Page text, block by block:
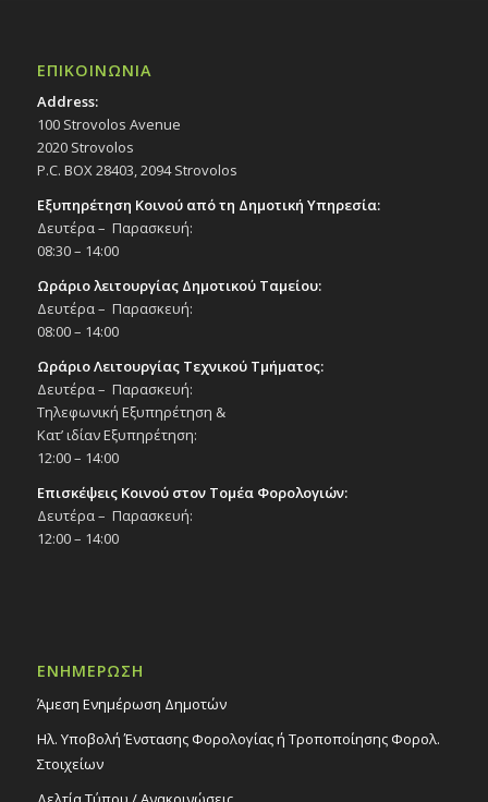
ΕΠΙΚΟΙΝΩΝΙΑ
Address:
100 Strovolos Avenue
2020 Strovolos
P.C. BOX 28403, 2094 Strovolos
Εξυπηρέτηση Κοινού από τη Δημοτική Υπηρεσία:
Δευτέρα – Παρασκευή:
08:30 – 14:00
Ωράριο λειτουργίας Δημοτικού Ταμείου:
Δευτέρα – Παρασκευή:
08:00 – 14:00
Ωράριο Λειτουργίας Τεχνικού Τμήματος:
Δευτέρα – Παρασκευή:
Τηλεφωνική Εξυπηρέτηση &
Κατ’ ιδίαν Εξυπηρέτηση:
12:00 – 14:00
Επισκέψεις Κοινού στον Τομέα Φορολογιών:
Δευτέρα – Παρασκευή:
12:00 – 14:00
ΕΝΗΜΕΡΩΣΗ
Άμεση Ενημέρωση Δημοτών
Ηλ. Υποβολή Ένστασης Φορολογίας ή Τροποποίησης Φορολ.
Στοιχείων